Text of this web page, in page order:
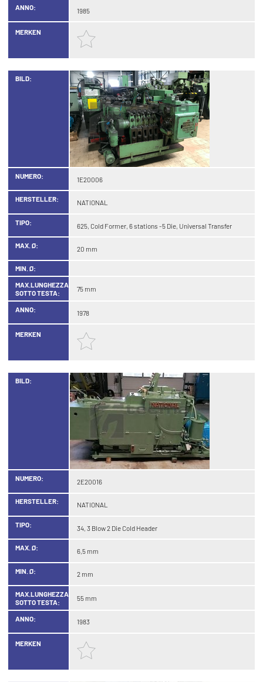
ANNO: 1985
MERKEN
BILD:
NUMERO: 1E20006
HERSTELLER: NATIONAL
TIPO: 625, Cold Former, 6 stations -5 Die, Universal Transfer
MAX. Ø: 20 mm
MIN. Ø:
MAX.LUNGHEZZA
SOTTO TESTA:
75 mm
ANNO: 1978
MERKEN
BILD:
NUMERO: 2E20016
HERSTELLER: NATIONAL
TIPO: 34, 3 Blow 2 Die Cold Header
MAX. Ø: 6,5 mm
MIN. Ø: 2 mm
MAX.LUNGHEZZA
SOTTO TESTA:
55 mm
ANNO: 1983
MERKEN